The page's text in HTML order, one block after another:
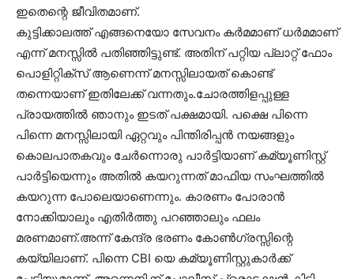
ഇതെന്റെ ജീവിതമാണ്.
കുട്ടിക്കാലത്ത് എങ്ങനെയോ സേവനം കർമമാണ് ധർമമാണ്
എന്ന് മനസ്സിൽ പതിഞ്ഞിട്ടുണ്ട്. അതിന് പറ്റിയ പ്ലാറ്റ് ഫോം
പൊളിറ്റിക്സ് ആണെന്ന് മനസ്സിലായത് കൊണ്ട്
തന്നെയാണ് ഇതിലേക്ക് വന്നതും.ചോരത്തിളപ്പുള്ള
പ്രായത്തിൽ ഞാനും ഇടത് പക്ഷമായി. പക്ഷെ പിന്നെ
പിന്നെ മനസ്സിലായി ഏറ്റവും പിന്തിരിപ്പൻ നയങ്ങളും
കൊലപാതകവും ചേർന്നൊരു പാർട്ടിയാണ് കമ്യൂണിസ്റ്റ്
പാർട്ടിയെന്നും അതിൽ കയറുന്നത് മാഫിയ സംഘത്തിൽ
കയറുന്ന പോലെയാണെന്നും. കാരണം പോരാൻ
നോക്കിയാലും എതിർത്തു പറഞ്ഞാലും ഫലം
മരണമാണ്.അന്ന് കേന്ദ്ര ഭരണം കോൺഗ്രസ്സിന്റെ
കയ്യിലാണ്. പിന്നെ CBI യെ കമ്യൂണിസ്റ്റുകാർക്ക്